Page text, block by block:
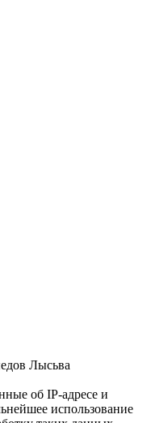
Лысьва
об IP-адресе и
использование